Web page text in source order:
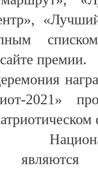
премии.
2021»